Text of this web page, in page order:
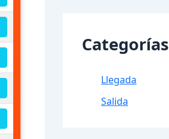
Categorías
Llegada
Salida